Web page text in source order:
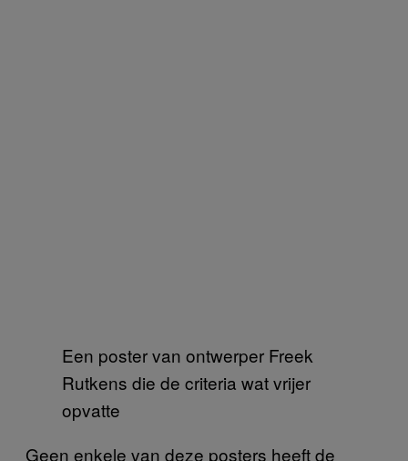
Een poster van ontwerper Freek
Rutkens die de criteria wat vrijer
opvatte
Geen enkele van deze posters heeft de